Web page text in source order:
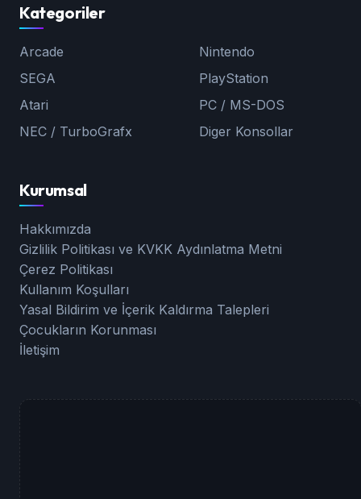
Kategoriler
Arcade
Nintendo
SEGA
PlayStation
Atari
PC / MS-DOS
NEC / TurboGrafx
Diger Konsollar
Kurumsal
Hakkımızda
Gizlilik Politikası ve KVKK Aydınlatma Metni
Çerez Politikası
Kullanım Koşulları
Yasal Bildirim ve İçerik Kaldırma Talepleri
Çocukların Korunması
İletişim